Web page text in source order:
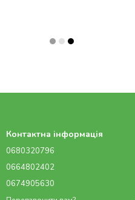
Контактна інформація
0680320796
0664802402
0674905630